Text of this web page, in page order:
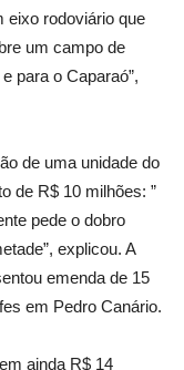
eixo rodoviário que
um campo de
para o Caparaó”,
de uma unidade do
de R$ 10 milhões: ”
pede o dobro
explicou. A
emenda de 15
em Pedro Canário.
ainda R$ 14